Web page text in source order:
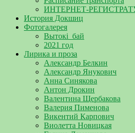
ИНТЕРНЕТ-
История Докшиц
Фотогалерея
Вытокі_бай
2021 год
Лирика и проза
Александр Белкин
Александр Янукович
Анна Синякова
Антон Дрокин
Валентина Щербакова
Валерия Пименова
Викентий Карпович
Виолетта Новицкая